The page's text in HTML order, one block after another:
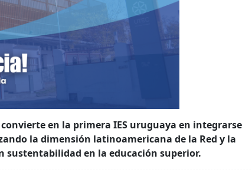
convierte en la primera IES uruguaya en integrarse
la dimensión latinoamericana de la Red y la
sustentabilidad en la educación superior.